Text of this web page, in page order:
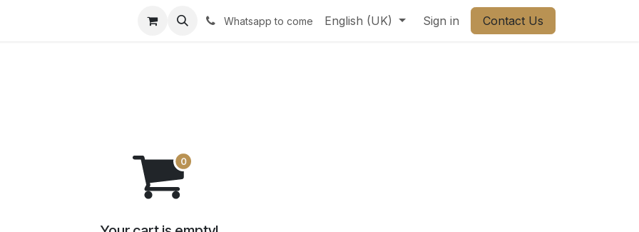
Services Success stories Contact us
Whatsapp to come English (UK) Sign in Contact Us